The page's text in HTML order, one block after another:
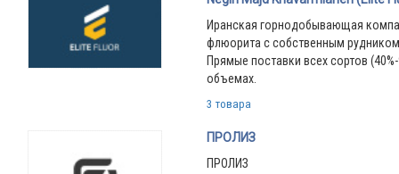
Иранская горнодобывающая
флюорита с собственным
Прямые поставки всех сортов
объемах.
3 товара
ПРОЛИЗ
ПРОЛИЗ